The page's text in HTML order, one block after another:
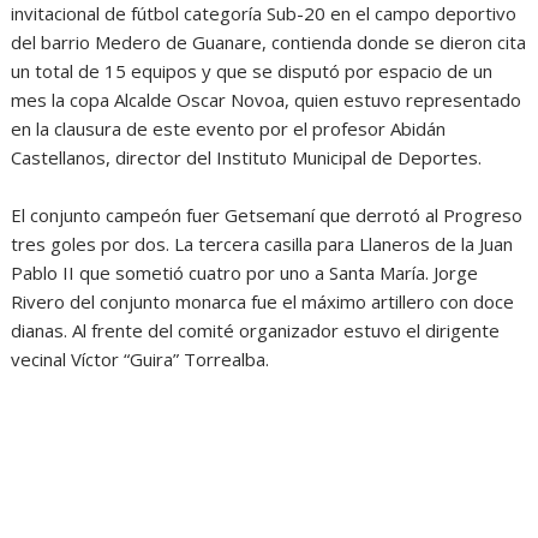
invitacional de fútbol categoría Sub-20 en el campo deportivo
del barrio Medero de Guanare, contienda donde se dieron cita
un total de 15 equipos y que se disputó por espacio de un
mes la copa Alcalde Oscar Novoa, quien estuvo representado
en la clausura de este evento por el profesor Abidán
Castellanos, director del Instituto Municipal de Deportes.
El conjunto campeón fuer Getsemaní que derrotó al Progreso
tres goles por dos. La tercera casilla para Llaneros de la Juan
Pablo II que sometió cuatro por uno a Santa María. Jorge
Rivero del conjunto monarca fue el máximo artillero con doce
dianas. Al frente del comité organizador estuvo el dirigente
vecinal Víctor “Guira” Torrealba.